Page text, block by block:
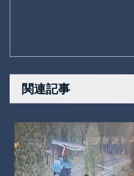
関連記事